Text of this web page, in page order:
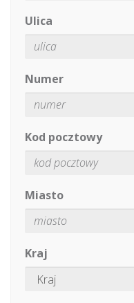
Ulica
Numer
Kod pocztowy
Miasto
Kraj